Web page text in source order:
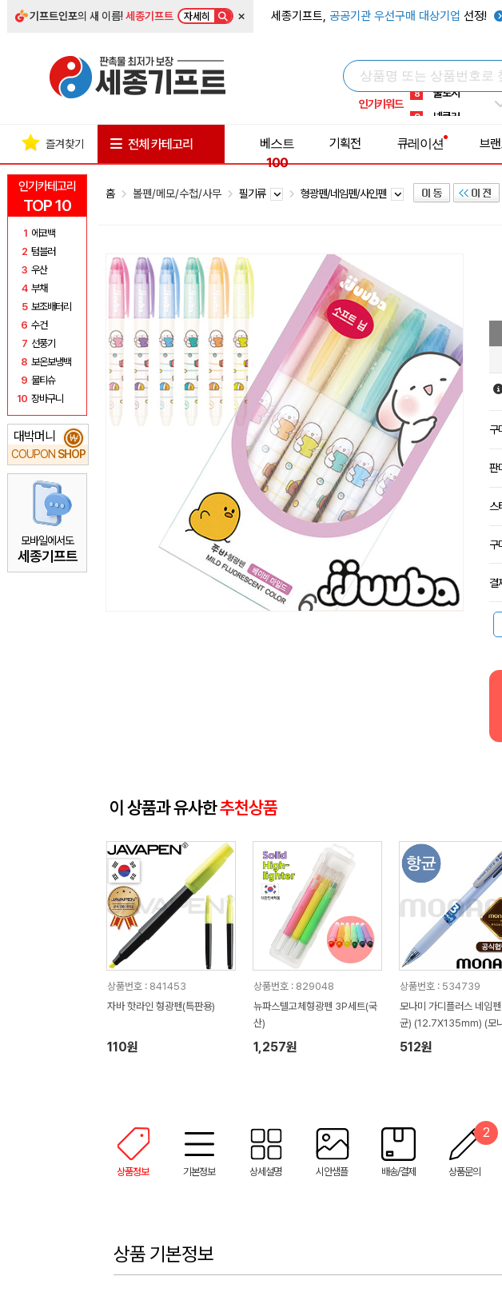
기프트인포의 새 이름!세종기프트 자세히 × 세종기프트, 공공기관 우선구매 대상기업 선정!
인기키워드
5 키캡
8 쿨토시
1 선풍기
인기카테고리
TOP 10
1 에코백
2 텀블러
3 우산
4 부채
5 보조배터리
6 수건
7 선풍기
8 보온보냉백
9 물티슈
10 장바구니
대박머니
COUPON SHOP
₩
모바일에서도
세종기프트
즐겨찾기 전체 카테고리
베스트
100
기획전 큐레이션 브
홈 볼펜/메모/수첩/사무 필기류 형광펜/네임펜/사인펜
구
판
스
구
결
이 상품과 유사한추천상품
상품번호 : 841453
자바 핫라인 형광펜(특판용)
110원
상품번호 : 829048
뉴파스텔고체형광펜 3P세트(국
산)
1,257원
상품번호 : 534739
모나미 가디플러스 네임
균) (12.7X135mm) (모
식협력업체)
512원
상품정보 기본정보 상세설명 시안샘플 배송/결제 상품문의
2
상품 기본정보